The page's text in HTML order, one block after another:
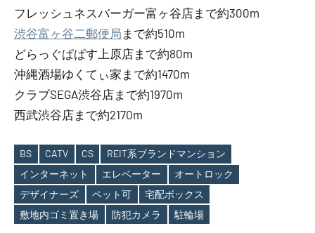
フレッシュネスバーガー富ヶ谷店まで約300m
渋谷富ヶ谷二郵便局 まで約510m
どらっぐぱぱす上原店まで約80m
沖縄酒場ゆくてぃ家まで約1470m
クラブSEGA渋谷店まで約1970m
西武渋谷店まで約2170m
Tags
BS CATV CS
REIT系ブランドマンション
インターネット
エレベーター
オートロック
デザイナーズ
ペット可
宅配ボックス
敷地内ゴミ置き場
防犯カメラ 駐輪場